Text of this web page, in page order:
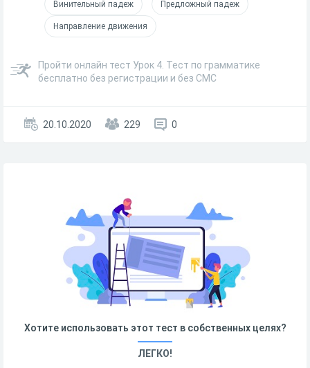
Винительный падеж Предложный падеж
Направление движения
Пройти онлайн тест Урок 4. Тест по грамматике
бесплатно без регистрации и без СМС
20.10.2020 229 0
Хотите использовать этот тест в собственных целях?
ЛЕГКО!